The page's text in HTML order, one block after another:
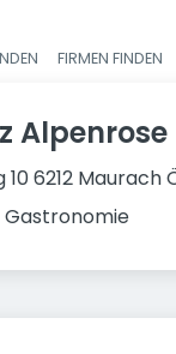
FIRMEN FINDEN
10 6212 Maurach
Gastronomie